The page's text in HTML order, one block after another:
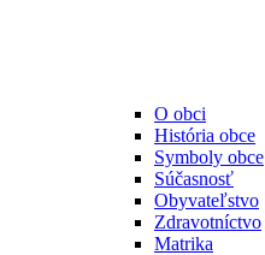
O obci
História obce
Symboly obce
Súčasnosť
Obyvateľstvo
Zdravotníctvo
Matrika